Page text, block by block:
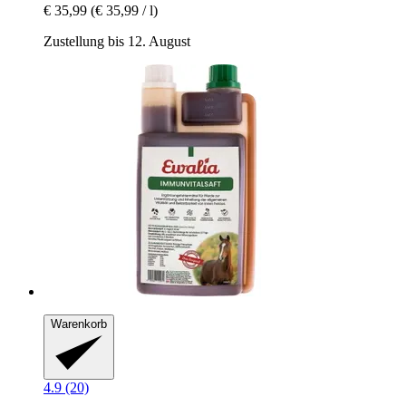
€ 35,99 (€ 35,99 / l)
Zustellung bis 12. August
Warenkorb
4.9 (20)